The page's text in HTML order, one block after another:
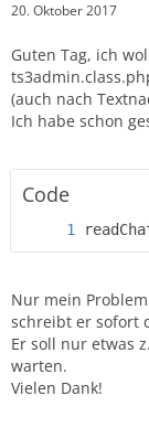
20. Oktober 2017
Guten Tag, ich
(auch nach
Ich habe schon
Code
Nur mein
schreibt er sofort
Er soll nur etwas
warten.
Vielen Dank!